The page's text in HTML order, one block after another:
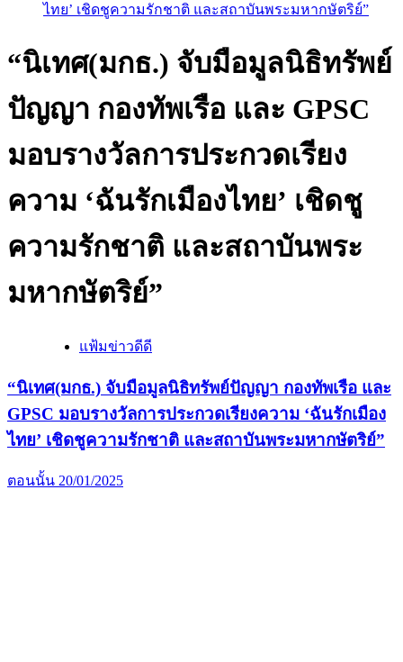
ไทย’ เชิดชูความรักชาติ และสถาบันพระมหากษัตริย์”
“นิเทศ(มกธ.) จับมือมูลนิธิทรัพย์
ปัญญา กองทัพเรือ และ GPSC
มอบรางวัลการประกวดเรียง
ความ ‘ฉันรักเมืองไทย’ เชิดชู
ความรักชาติ และสถาบันพระ
มหากษัตริย์”
แฟ้มข่าวดีดี
“นิเทศ(มกธ.) จับมือมูลนิธิทรัพย์ปัญญา กองทัพเรือ และ
GPSC มอบรางวัลการประกวดเรียงความ ‘ฉันรักเมือง
ไทย’ เชิดชูความรักชาติ และสถาบันพระมหากษัตริย์”
ตอนนั้น 20/01/2025